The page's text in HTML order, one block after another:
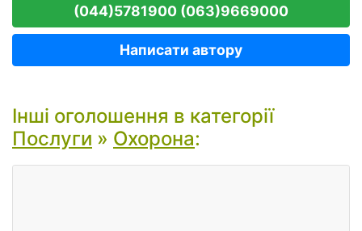
(044)5781900 (063)9669000
Написати автору
Інші оголошення в категорії
Послуги » Охорона: